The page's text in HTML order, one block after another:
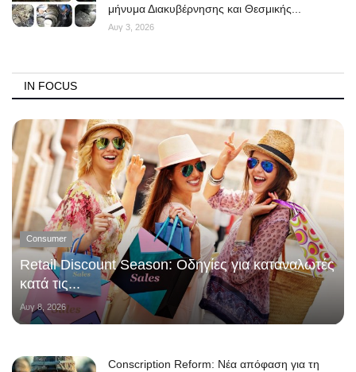
μήνυμα Διακυβέρνησης και Θεσμικής...
Αυγ 3, 2026
IN FOCUS
Consumer
Retail Discount Season: Οδηγίες για καταναλωτές
κατά τις...
Αυγ 8, 2026
Conscription Reform: Νέα απόφαση για τη